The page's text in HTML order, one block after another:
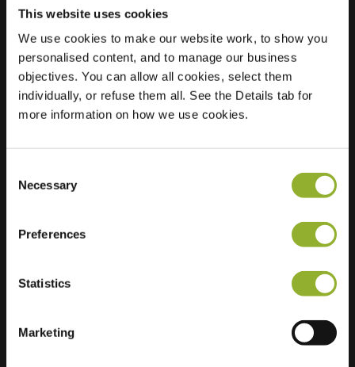
This website uses cookies
We use cookies to make our website work, to show you
personalised content, and to manage our business
objectives. You can allow all cookies, select them
individually, or refuse them all. See the Details tab for
more information on how we use cookies.
Selection
Necessary
Preferences
Statistics
Marketing
Beliggenhed
jack Cornwell street
(Dersingham
Avenue)
E12 5QH London
Ekstra information